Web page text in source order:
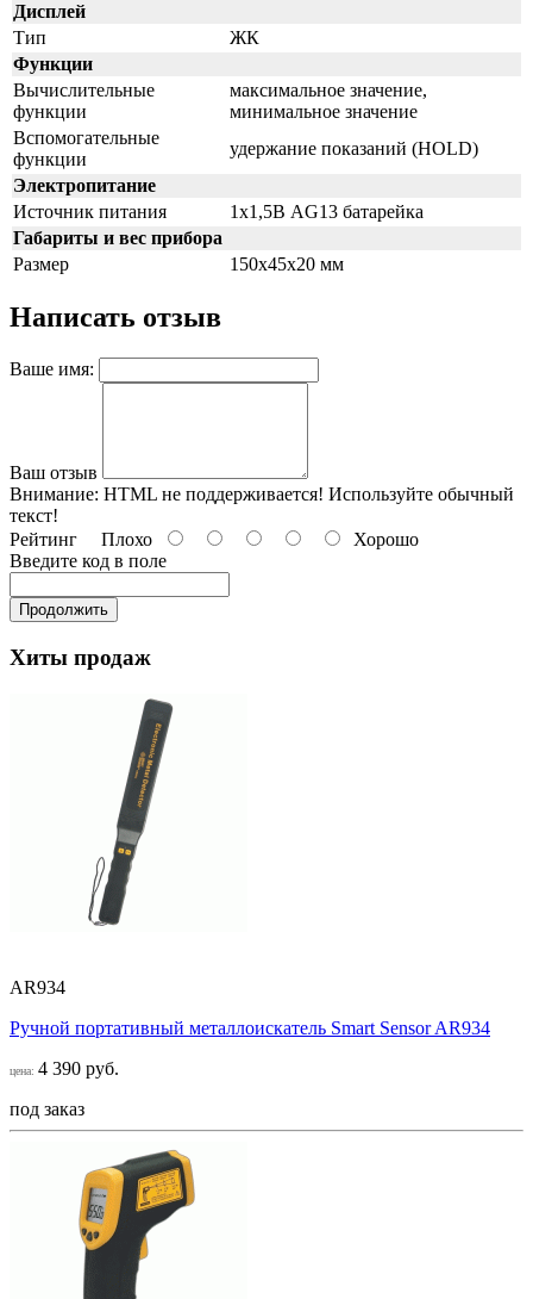
Дисплей
Тип
ЖК
Функции
Вычислительные
функции
максимальное значение,
минимальное значение
Вспомогательные
функции
удержание показаний (HOLD)
Электропитание
Источник питания
1x1,5В AG13 батарейка
Габариты и вес прибора
Размер
150x45x20 мм
Написать отзыв
Ваше имя:
Ваш отзыв
Внимание: HTML не поддерживается! Используйте обычный
текст!
Рейтинг Плохо
Хорошо
Введите код в поле
Продолжить
Хиты продаж
AR934
Ручной портативный металлоискатель Smart Sensor AR934
цена: 4 390 руб.
под заказ